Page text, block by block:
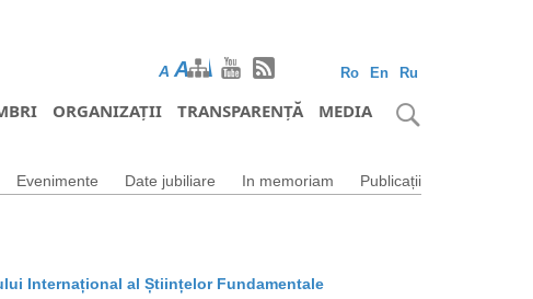
Ro En Ru
A AA
ORGANIZAȚII TRANSPARENȚĂ MEDIA
Evenimente Date jubiliare In memoriam Publicații
Internațional al Științelor Fundamentale